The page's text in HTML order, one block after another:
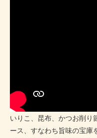
いりこ、昆布、かつお削り
ース、すなわち旨味の宝庫